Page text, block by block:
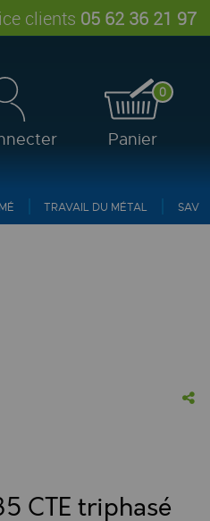
clients 05 62 36 21 97
0
Panier
TRAVAIL DU MÉTAL SAV
CTE triphasé